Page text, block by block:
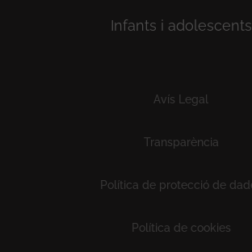
Infants i adolescents
Avís Legal
Transparència
Política de protecció de
Política de cookies